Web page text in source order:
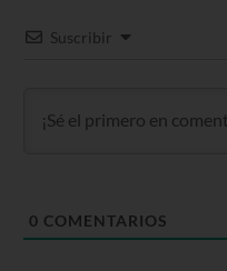
Suscribir
0 COMENTARIOS